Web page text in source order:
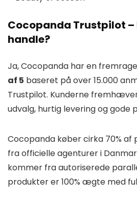
Cocopanda Trustpilot –
handle?
Ja, Cocopanda har en
af 5 baseret på over 15.000
Trustpilot. Kunderne
udvalg, hurtig levering og gode
Cocopanda køber cirka 70%
fra officielle agenturer i
kommer fra autoriserede
produkter er 100% ægte med